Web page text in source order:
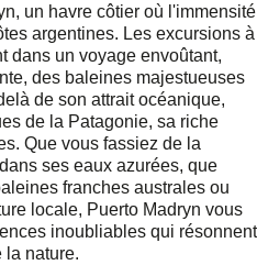
un havre côtier où l'immensité
argentines. Les excursions à
dans un voyage envoûtant,
des baleines majestueuses
de son attrait océanique,
de la Patagonie, sa riche
Que vous fassiez de la
ses eaux azurées, que
franches australes ou
locale, Puerto Madryn vous
inoubliables qui résonnent
la nature.